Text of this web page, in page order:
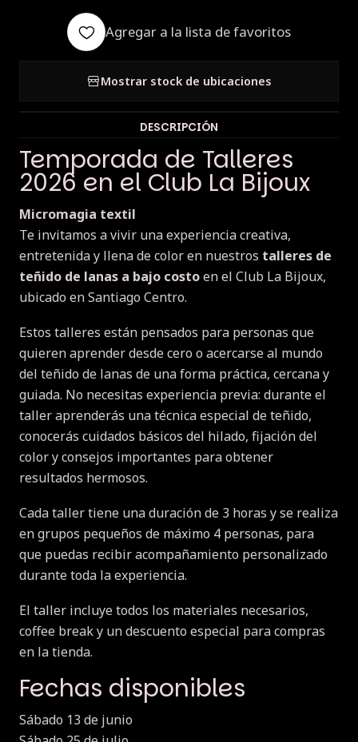
Agregar a la lista de favoritos
Mostrar stock de ubicaciones
DESCRIPCIÓN
Temporada de Talleres
2026 en el Club La Bijoux
Micromagia textil
Te invitamos a vivir una experiencia creativa,
entretenida y llena de color en nuestros talleres de
teñido de lanas a bajo costoen el Club La Bijoux,
ubicado en Santiago Centro.
Estos talleres están pensados para personas que
quieren aprender desde cero o acercarse al mundo
del teñido de lanas de una forma práctica, cercana y
guiada. No necesitas experiencia previa: durante el
taller aprenderás una técnica especial de teñido,
conocerás cuidados básicos del hilado, fijación del
color y consejos importantes para obtener
resultados hermosos.
Cada taller tiene una duración de 3 horas y se realiza
en grupos pequeños de máximo 4 personas, para
que puedas recibir acompañamiento personalizado
durante toda la experiencia.
El taller incluye todos los materiales necesarios,
coffee break y un descuento especial para compras
en la tienda.
Fechas disponibles
Sábado 13 de junio